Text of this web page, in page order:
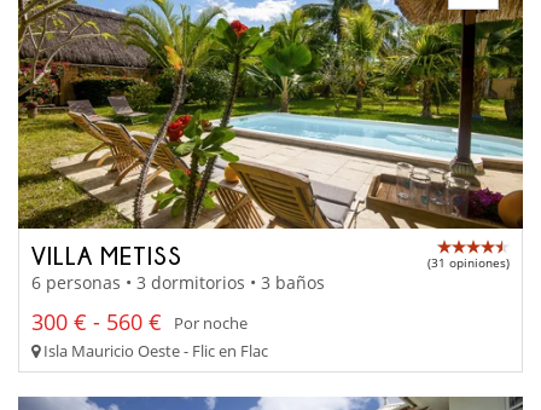
VILLA METISS (31 opiniones)
6 personas • 3 dormitorios • 3 baños
300 € - 560 €
Por noche
Isla Mauricio Oeste - Flic en Flac